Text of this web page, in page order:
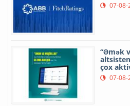
07-08-
“Əmək
çox
07-08-